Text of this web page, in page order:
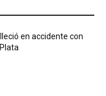
en accidente con